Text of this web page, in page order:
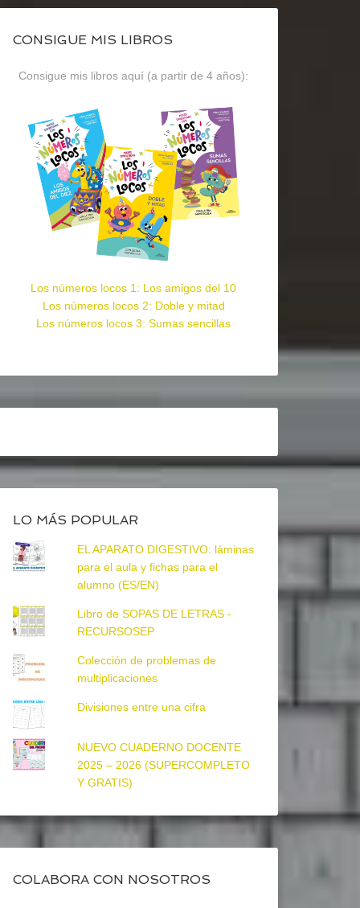
CONSIGUE MIS LIBROS
Consigue mis libros aquí (a partir de 4 años):
Los números locos 1: Los amigos del 10
Los números locos 2: Doble y mitad
Los números locos 3: Sumas sencillas
LO MÁS POPULAR
EL APARATO DIGESTIVO: láminas
para el aula y fichas para el
alumno (ES/EN)
Libro de SOPAS DE LETRAS -
RECURSOSEP
Colección de problemas de
multiplicaciones
Divisiones entre una cifra
NUEVO CUADERNO DOCENTE
2025 – 2026 (SUPERCOMPLETO
Y GRATIS)
COLABORA CON NOSOTROS